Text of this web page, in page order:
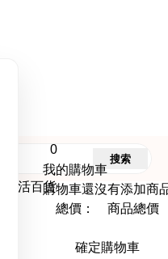
0
我的購物車
購物車還沒有添加商
總價： 商品總價
確定購物車
搜索